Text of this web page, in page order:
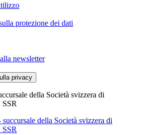
protezione dei dati
newsletter
privacy
della Società svizzera di